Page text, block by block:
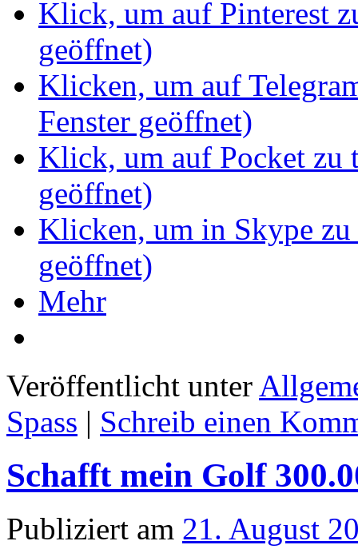
Klick, um auf Pinterest
geöffnet)
Klicken, um auf
Fenster geöffnet)
Klick, um auf Pocket zu
geöffnet)
Klicken, um in Skype
geöffnet)
Mehr
Veröffentlicht unter
Spass | Schreib einen
Schafft mein Golf
Publiziert am 21. August